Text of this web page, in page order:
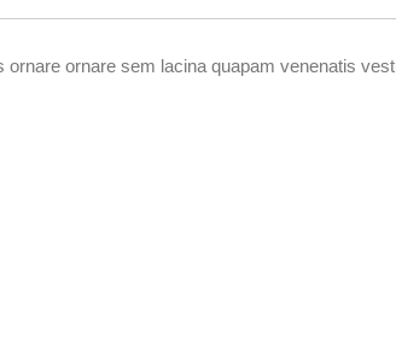
ornare sem lacina quapam venenatis